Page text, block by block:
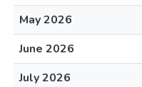
May 2026
June 2026
July 2026